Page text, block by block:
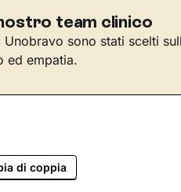
team clinico
sono stati scelti
ed empatia.
di coppia